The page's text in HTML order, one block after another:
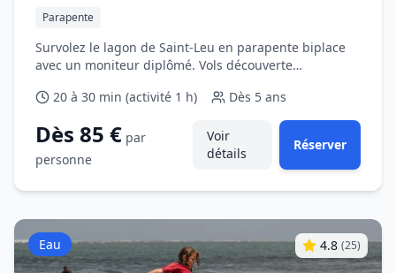
Parapente
Survolez le lagon de Saint‑Leu en parapente biplace
avec un moniteur diplômé. Vols découverte
20 à 30 min (activité 1 h)
Dès 5 ans
Dès 85 € par
personne
Voir
détails
Réserver
Eau 4.8 (25)